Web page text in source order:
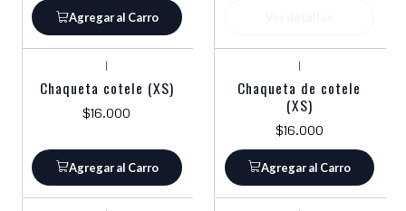
Agregar al Carro
|
Chaqueta cotele (XS)
$16.000
Agregar al Carro
|
Chaqueta de cotele
(XS)
$16.000
Agregar al Carro